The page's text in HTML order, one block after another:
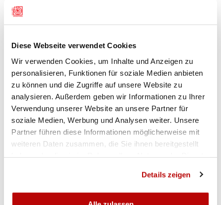
Diese Webseite verwendet Cookies
Wir verwenden Cookies, um Inhalte und Anzeigen zu
personalisieren, Funktionen für soziale Medien anbieten
zu können und die Zugriffe auf unsere Website zu
analysieren. Außerdem geben wir Informationen zu Ihrer
Verwendung unserer Website an unsere Partner für
soziale Medien, Werbung und Analysen weiter. Unsere
Partner führen diese Informationen möglicherweise mit
weiteren Daten zusammen, die Sie ihnen bereitgestellt
Details zeigen
Rütlischiessen am dritten Sonntag im Oktober
den Delegierten oppositionslos genehmigt.
Es werden wiederum über 90 Gastsektionen à
acht Schützen eingeladen. Die Stammsektionen
treten mit 152 Schützen an und kämpfen um Ehre
und Ruhm auf dem Rütli.
FESTREDNERIN: NATIONALRÄTIN DURRER-KNOBEL
Schiesssport, Politik, Armee und Gesellschaft. Als
Regina Durrer-Knobel gewonnen werden.